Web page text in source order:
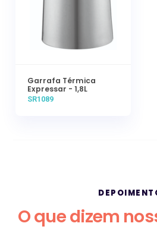
Garrafa Térmica
Expressar - 1,8L
SR1089
O que dizem